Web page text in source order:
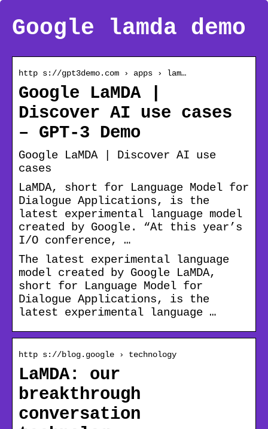
Google lamda demo
http s://gpt3demo.com › apps › lam…
Google LaMDA |
Discover AI use cases
– GPT-3 Demo
Google LaMDA | Discover AI use
cases
LaMDA, short for Language Model for
Dialogue Applications, is the
latest experimental language model
created by Google. “At this year’s
I/O conference, …
The latest experimental language
model created by Google LaMDA,
short for Language Model for
Dialogue Applications, is the
latest experimental language …
http s://blog.google › technology
LaMDA: our
breakthrough
conversation